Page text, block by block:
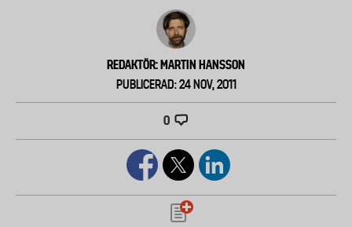
REDAKTÖR: MARTIN HANSSON
PUBLICERAD: 24 NOV, 2011
0